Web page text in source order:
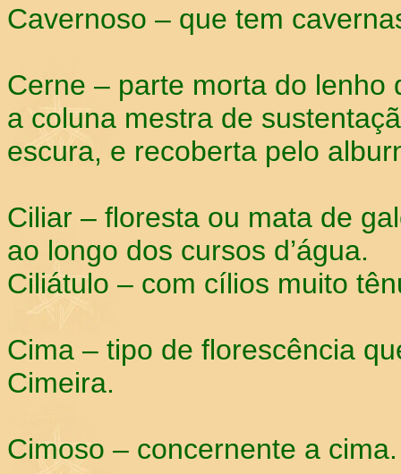
Cavernoso – que tem
Cerne – parte morta do
a coluna mestra de
escura, e recoberta pelo
Ciliar – floresta ou mata de
ao longo dos cursos d’água.
Ciliátulo – com cílios muito
Cima – tipo de florescência
Cimeira.
Cimoso – concernente a cima.